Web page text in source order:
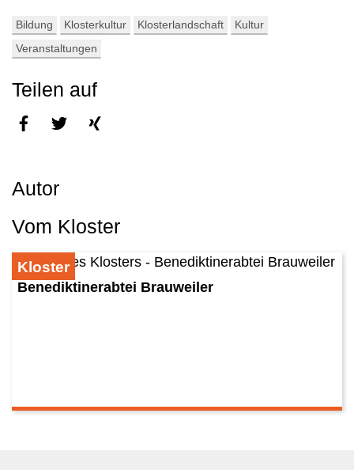
Bildung Klosterkultur Klosterlandschaft
Kultur
Veranstaltungen
Teilen auf
Autor
Vom Kloster
Kloster
Benediktinerabtei Brauweiler